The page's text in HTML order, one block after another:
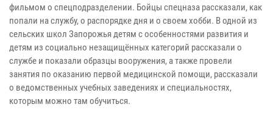
фильмом о спецподразделении. Бойцы спецназа рассказали, как
попали на службу, о распорядке дня и о своем хобби. В одной из
сельских школ Запорожья детям с особенностями развития и
детям из социально незащищённых категорий рассказали о
службе и показали образцы вооружения, а также провели
занятия по оказанию первой медицинской помощи, рассказали
о ведомственных учебных заведениях и специальностях,
которым можно там обучиться.